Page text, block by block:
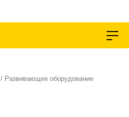
/ Развивающее оборудование